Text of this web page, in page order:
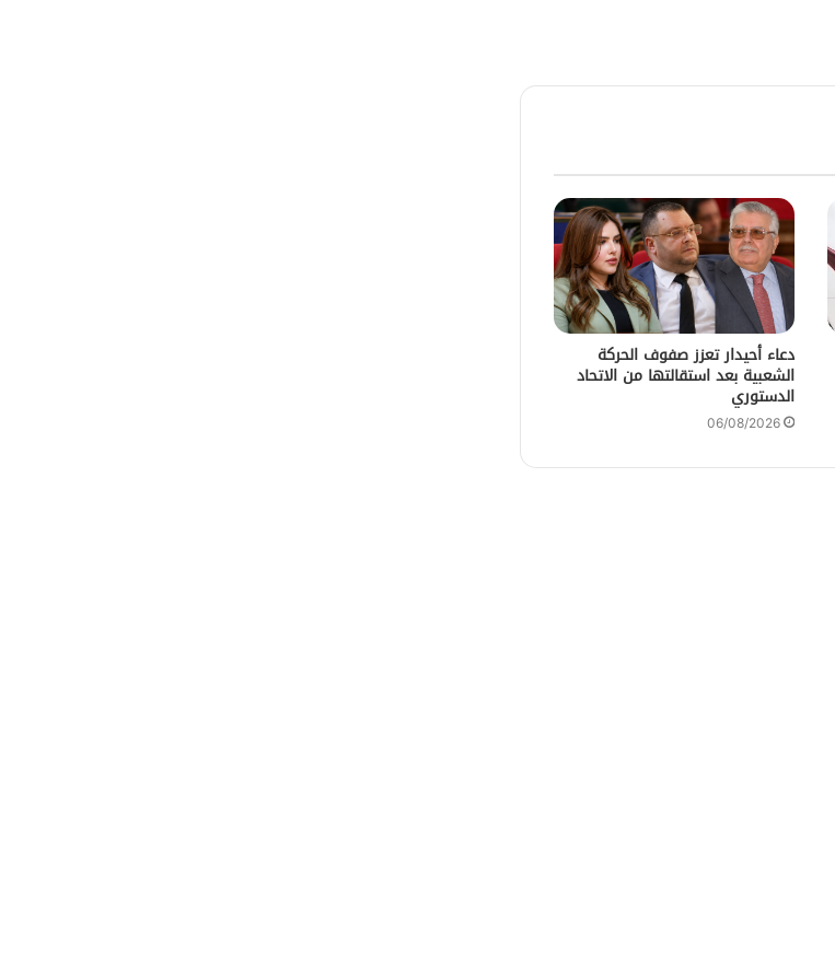
دعاء أحيدار تعزز صفوف الحركة
الشعبية بعد استقالتها من الاتحاد
الدستوري
06/08/2026